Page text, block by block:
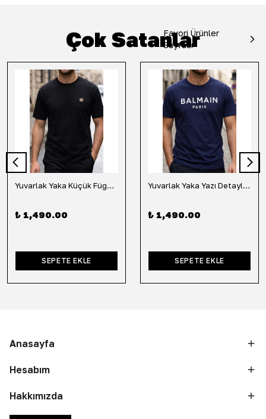
Çok Satanlar
Favori Ürünler
Sayfası
Yuvarlak Yaka Küçük Fügür Detaylı Tişört-Siyah
₺ 1,490.00
SEPETE EKLE
Yuvarlak Yaka Yazı Detaylı Tişört-Lacivert
₺ 1,490.00
SEPETE EKLE
Anasayfa
Hesabım
Hakkımızda